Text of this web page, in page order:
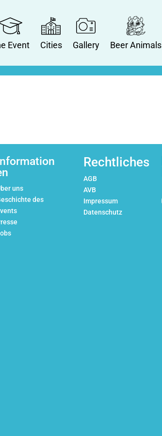
Event Cities Gallery Beer Animals
uns
des
Rechtliches
AGB
AVB
Impressum
Datenschutz